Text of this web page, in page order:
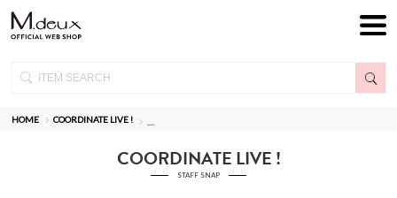
HOME COORDINATE LIVE !
COORDINATE LIVE !
STAFF SNAP